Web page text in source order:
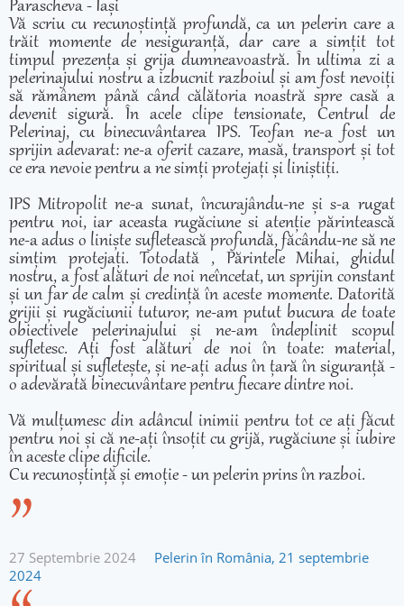
Parascheva - Iași
Vă scriu cu recunoștință profundă, ca un pelerin care a
trăit momente de nesiguranță, dar care a simțit tot
timpul prezența și grija dumneavoastră. În ultima zi a
pelerinajului nostru a izbucnit razboiul și am fost nevoiți
să rămânem până când călătoria noastră spre casă a
devenit sigură. În acele clipe tensionate, Centrul de
Pelerinaj, cu binecuvântarea IPS. Teofan ne-a fost un
sprijin adevarat: ne-a oferit cazare, masă, transport și tot
ce era nevoie pentru a ne simți protejați și liniștiți.
IPS Mitropolit ne-a sunat, încurajându-ne și s-a rugat
pentru noi, iar aceasta rugăciune si atenție părintească
ne-a adus o liniște sufletească profundă, făcându-ne să ne
simțim protejați. Totodată , Părintele Mihai, ghidul
nostru, a fost alături de noi neîncetat, un sprijin constant
și un far de calm și credință în aceste momente. Datorită
grijii și rugăciunii tuturor, ne-am putut bucura de toate
obiectivele pelerinajului și ne-am îndeplinit scopul
sufletesc. Ați fost alături de noi în toate: material,
spiritual și sufletește, și ne-ați adus în țară în siguranță -
o adevărată binecuvântare pentru fiecare dintre noi.
Vă mulțumesc din adâncul inimii pentru tot ce ați făcut
pentru noi și că ne-ați însoțit cu grijă, rugăciune și iubire
în aceste clipe dificile.
Cu recunoștință și emoție - un pelerin prins în razboi.
27 Septembrie 2024
Pelerin în România, 21 septembrie
2024